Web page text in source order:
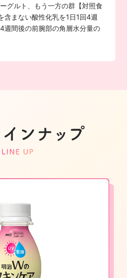
グルト、もう一方の群【対照食
含まない酸性化乳を1日1回4週
週間後の前腕部の角層水分量の